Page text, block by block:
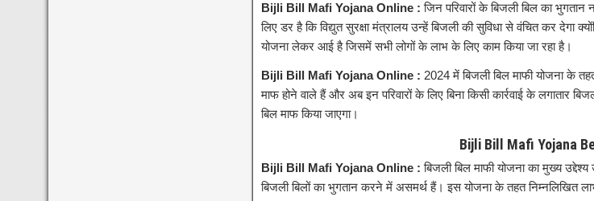
Bijli Bill Mafi Yojana Online :जिन परिवारों के बिजली बिल का
लिए डर है कि विद्युत सुरक्षा मंत्रालय उन्हें बिजली की सुविधा से वंचित कर देगा
योजना लेकर आई है जिसमें सभी लोगों के लाभ के लिए काम किया जा रहा है।
Bijli Bill Mafi Yojana Online : 2024 में बिजली बिल माफी योजना के
माफ होने वाले हैं और अब इन परिवारों के लिए बिना किसी कार्रवाई के लगातार
बिल माफ किया जाएगा।
Bijli Bill Mafi Yojana
Bijli Bill Mafi Yojana Online :बिजली बिल माफी योजना का मुख्य
बिजली बिलों का भुगतान करने में असमर्थ हैं। इस योजना के तहत निम्नलिखित